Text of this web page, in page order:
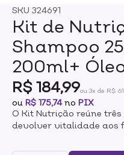
SKU 324691
Kit de
Shampoo
200ml+
R$ 184,99ou 3x de R$
ou R$ 175,74no PIX
O Kit Nutrição reúne
devolver vitalidade aos
Capilar Nutrição.Essa